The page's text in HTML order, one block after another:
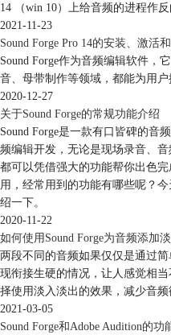
3.将峰值标准化至-0.3db
这个命令可以直接将音频的峰值标
理，这是标准化音频文件的快捷
的编辑后文件。
如果您的Sound Forge设置的默认
文件是什么格式，标准化后的文
4.将开头和结尾修剪静音
这同样是一个快捷操作，使用方
静音部分修剪，用来缩短时长或减
14 （win 10）上给音频的进程作反
2021-11-23
Sound Forge Pro 14的安装、激活
Sound Forge作为音频编辑软件，
音、母带制作等领域，都能为用户
2020-12-27
关于Sound Forge的常规功能介绍
Sound Forge是一款有口皆碑的音
频编辑开发，无论是现场录音、
都可以凭借强大的功能帮你出色完
用，经常用到的功能有哪些呢？
绍一下。
2020-11-22
如何使用Sound Forge为音频添加
两段不同的音频如果仅仅是通过
现衔接生硬的情况，让人感觉相
择使用淡入淡出的效果，减少音频
2021-03-05
Sound Forge和Adobe Audition的功